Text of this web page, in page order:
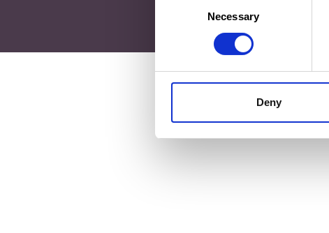
Necessary
Deny